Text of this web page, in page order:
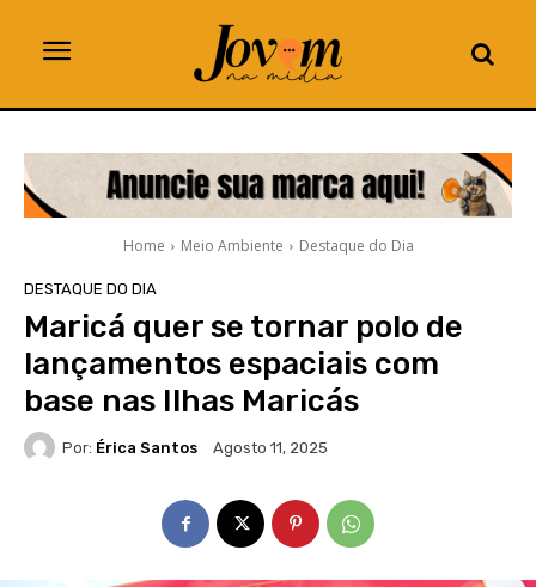
Home Meio Ambiente Destaque do Dia
DESTAQUE DO DIA
Maricá quer se tornar polo de
lançamentos espaciais com
base nas Ilhas Maricás
Por: Érica Santos Agosto 11, 2025